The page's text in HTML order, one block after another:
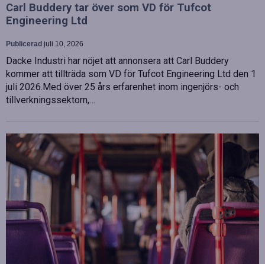
Carl Buddery tar över som VD för Tufcot
Engineering Ltd
Publicerad juli 10, 2026
Dacke Industri har nöjet att annonsera att Carl Buddery
kommer att tillträda som VD för Tufcot Engineering Ltd den 1
juli 2026.Med över 25 års erfarenhet inom ingenjörs- och
tillverkningssektorn,…